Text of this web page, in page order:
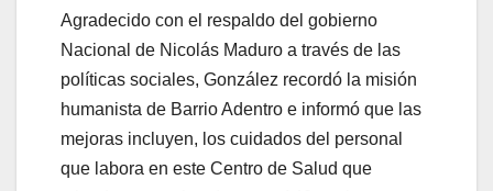
Agradecido con el respaldo del gobierno
Nacional de Nicolás Maduro a través de las
políticas sociales, González recordó la misión
humanista de Barrio Adentro e informó que las
mejoras incluyen, los cuidados del personal
que labora en este Centro de Salud que